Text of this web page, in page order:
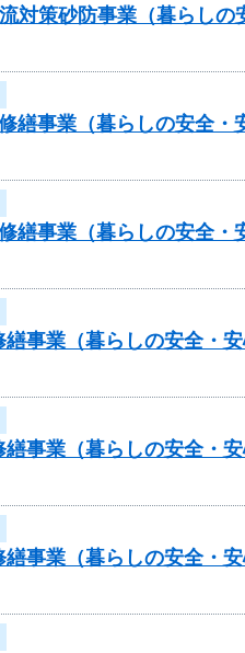
対策砂防事業（暮らし
繕事業（暮らしの安全
繕事業（暮らしの安全
事業（暮らしの安全・
事業（暮らしの安全・
事業（暮らしの安全・